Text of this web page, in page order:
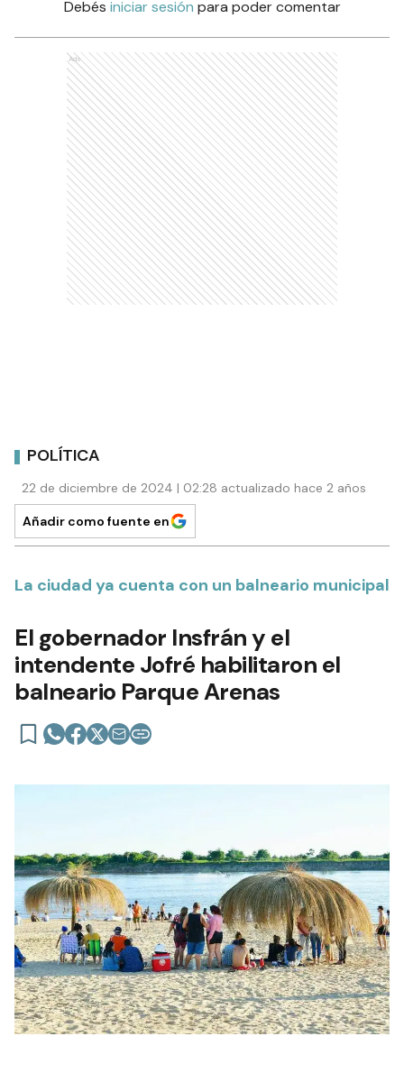
Debés iniciar sesión para poder comentar
Ads
POLÍTICA
22 de diciembre de 2024 | 02:28 actualizado hace 2 años
Añadir como fuente en
La ciudad ya cuenta con un balneario municipal
El gobernador Insfrán y el
intendente Jofré habilitaron el
balneario Parque Arenas